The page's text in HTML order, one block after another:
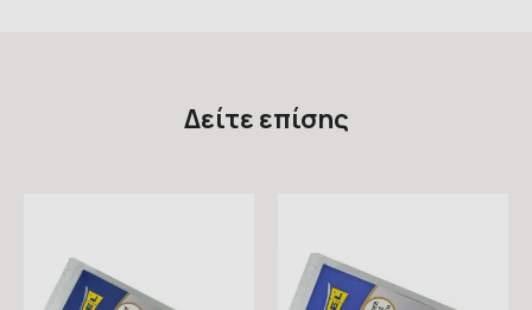
Δείτε επίσης